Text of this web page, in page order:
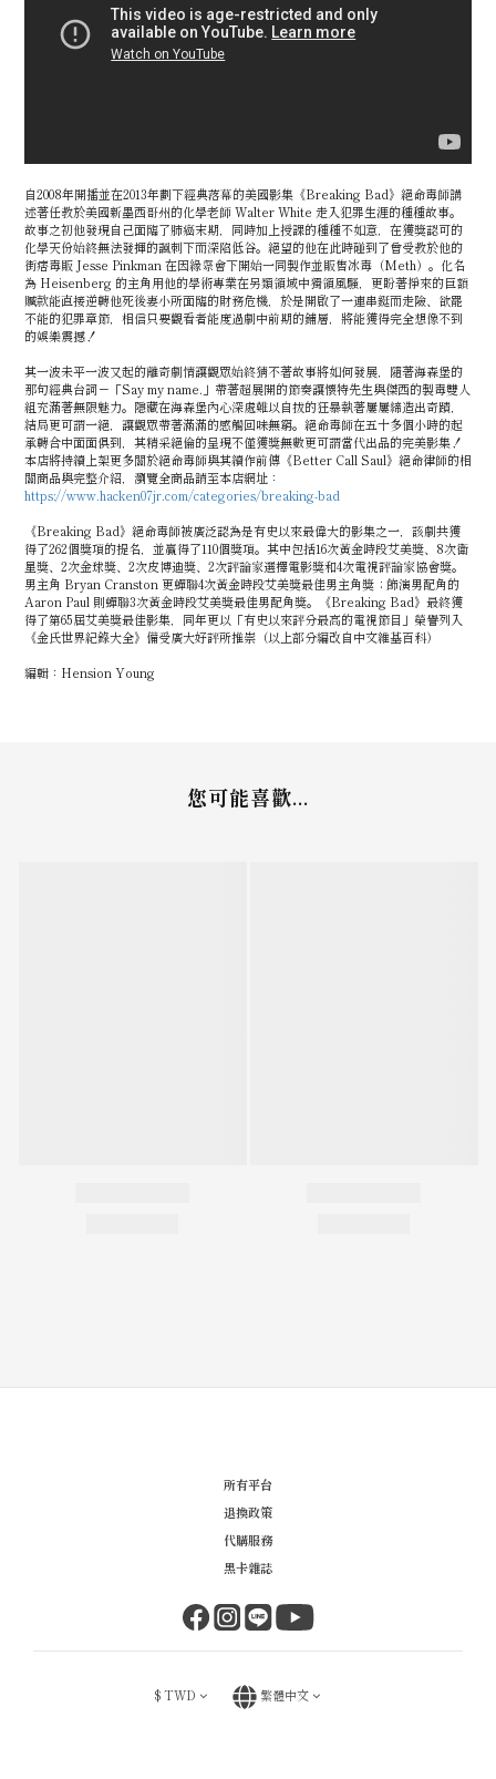
自2008年開播並在2013年劃下經典落幕的美國影集《Breaking Bad》絕命毒師講
述著任教於美國新墨西哥州的化學老師 Walter White 走入犯罪生涯的種種故事。
故事之初他發現自己面臨了肺癌末期，同時加上授課的種種不如意，在獲獎認可的
化學天份始終無法發揮的諷刺下而深陷低谷。絕望的他在此時碰到了曾受教於他的
街痞毒販 Jesse Pinkman 在因緣際會下開始一同製作並販售冰毒（Meth）。化名
為 Heisenberg 的主角用他的學術專業在另類領域中獨領風騷，更盼著掙來的巨額
贓款能直接逆轉他死後妻小所面臨的財務危機，於是開啟了一連串鋌而走險、欲罷
不能的犯罪章節，相信只要觀看者能度過劇中前期的鋪層，將能獲得完全想像不到
的娛樂震撼！
其一波未平一波又起的離奇劇情讓觀眾始終猜不著故事將如何發展，隨著海森堡的
那句經典台詞－「Say my name.」帶著超展開的節奏讓懷特先生與傑西的製毒雙人
組充滿著無限魅力。隱藏在海森堡內心深處難以自拔的狂暴執著屢屢締造出奇蹟，
結局更可謂一絕，讓觀眾帶著滿滿的感觸回味無窮。絕命毒師在五十多個小時的起
承轉合中面面俱到，其精采絕倫的呈現不僅獲獎無數更可謂當代出品的完美影集！
本店將持續上架更多關於絕命毒師與其續作前傳《Better Call Saul》絕命律師的相
關商品與完整介紹，瀏覽全商品請至本店網址：
https://www.hacken07jr.com/categories/breaking-bad
《Breaking Bad》絕命毒師被廣泛認為是有史以來最偉大的影集之一，該劇共獲
得了262個獎項的提名，並贏得了110個獎項。其中包括16次黃金時段艾美獎、8次衛
星獎、2次金球獎、2次皮博迪獎、2次評論家選擇電影獎和4次電視評論家協會獎。
男主角 Bryan Cranston 更蟬聯4次黃金時段艾美獎最佳男主角獎；飾演男配角的
Aaron Paul 則蟬聯3次黃金時段艾美獎最佳男配角獎。《Breaking Bad》最終獲
得了第65屆艾美獎最佳影集，同年更以「有史以來評分最高的電視節目」榮譽列入
《金氏世界紀錄大全》備受廣大好評所推崇（以上部分編改自中文維基百科）
編輯：Hension Young
您可能喜歡...
所有平台
退換政策
代購服務
黑卡雜誌
$TWD 繁體中文